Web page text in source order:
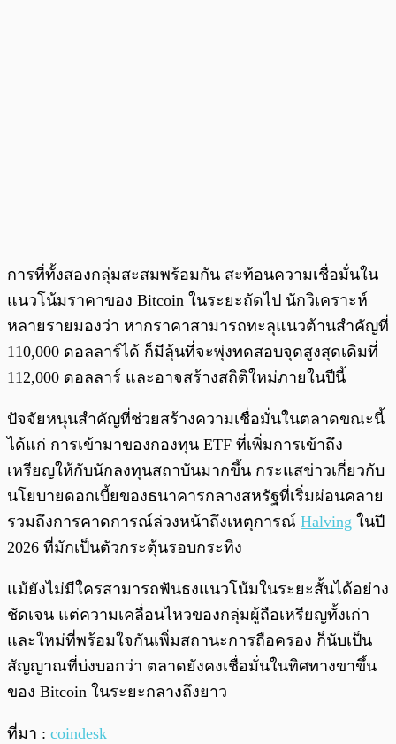
การที่ทั้งสองกลุ่มสะสมพร้อมกัน สะท้อนความเชื่อมั่นใน
แนวโน้มราคาของ Bitcoin ในระยะถัดไป นักวิเคราะห์
หลายรายมองว่า หากราคาสามารถทะลุแนวต้านสำคัญที่
110,000 ดอลลาร์ได้ ก็มีลุ้นที่จะพุ่งทดสอบจุดสูงสุดเดิมที่
112,000 ดอลลาร์ และอาจสร้างสถิติใหม่ภายในปีนี้
ปัจจัยหนุนสำคัญที่ช่วยสร้างความเชื่อมั่นในตลาดขณะนี้
ได้แก่ การเข้ามาของกองทุน ETF ที่เพิ่มการเข้าถึง
เหรียญให้กับนักลงทุนสถาบันมากขึ้น กระแสข่าวเกี่ยวกับ
นโยบายดอกเบี้ยของธนาคารกลางสหรัฐที่เริ่มผ่อนคลาย
รวมถึงการคาดการณ์ล่วงหน้าถึงเหตุการณ์ Halving ในปี
2026 ที่มักเป็นตัวกระตุ้นรอบกระทิง
แม้ยังไม่มีใครสามารถฟันธงแนวโน้มในระยะสั้นได้อย่าง
ชัดเจน แต่ความเคลื่อนไหวของกลุ่มผู้ถือเหรียญทั้งเก่า
และใหม่ที่พร้อมใจกันเพิ่มสถานะการถือครอง ก็นับเป็น
สัญญาณที่บ่งบอกว่า ตลาดยังคงเชื่อมั่นในทิศทางขาขึ้น
ของ Bitcoin ในระยะกลางถึงยาว
ที่มา : coindesk